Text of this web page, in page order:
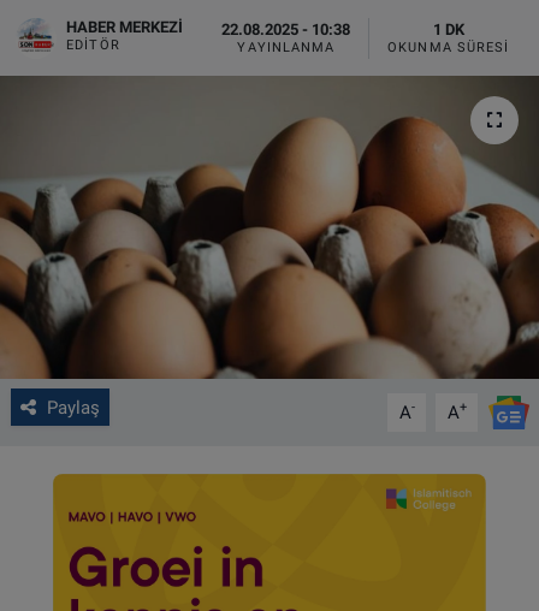
HABER MERKEZI
EDITÖR
22.08.2025 - 10:38
YAYINLANMA
1 DK
OKUNMA SÜRESI
Paylaş A- A+
BİLİM-TEKNOLOJİ
SAĞLIK
VIDEO GALERİ
ALGEMENE VOORWAARDEN
CONTACT
Çerez Politikası
Haber Arşivi